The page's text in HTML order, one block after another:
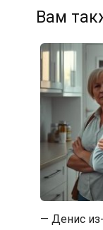
Вам
— Денис